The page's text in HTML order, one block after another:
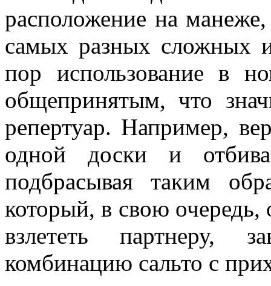
расположение на
самых разных сложных
пор использование в
общепринятым, что
репертуар. Например,
одной доски и
подбрасывая таким
который, в свою очередь,
взлететь партнеру,
комбинацию сальто с